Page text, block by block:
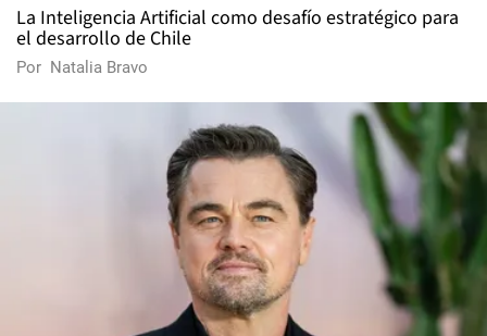
La Inteligencia Artificial como desafío estratégico para
el desarrollo de Chile
Por Natalia Bravo